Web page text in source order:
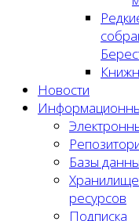
Новости
Базы
ресурсов
Подписка